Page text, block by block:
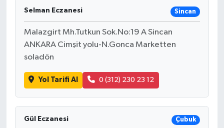
Selman Eczanesi Sincan
Malazgirt Mh.Tutkun Sok.No:19 A Sincan
ANKARA Cimşit yolu-N.Gonca Marketten
soladön
Yol Tarifi Al 0 (312) 230 23 12
Gül Eczanesi Çubuk